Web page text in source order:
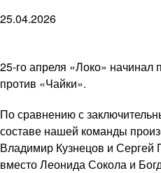
25.04.2026
25-го апреля «Локо»
против «Чайки».
По сравнению с
составе нашей команды
Владимир Кузнецов и Сергей
вместо Леонида Сокола и